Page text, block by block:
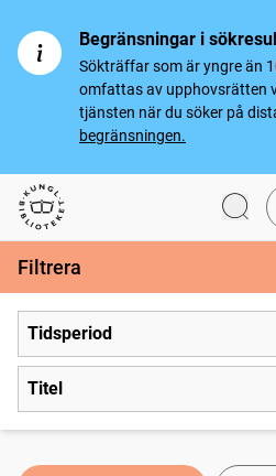
Begränsningar i
Sökträffar som är yngre än
omfattas av upphovsrätten
tjänsten när du söker på
begränsningen.
Svenska tidningar
Filtrera
Tidsperiod
Titel